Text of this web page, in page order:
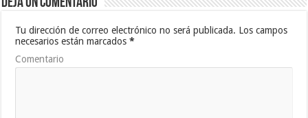
Tu dirección de correo electrónico no será publicada. Los campos
necesarios están marcados*
Comentario